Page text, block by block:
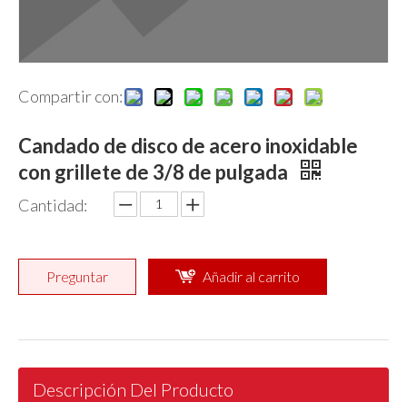
Compartir con:
Candado de disco de acero inoxidable
con grillete de 3/8 de pulgada
Cantidad:
Preguntar Añadir al carrito
Descripción Del Producto